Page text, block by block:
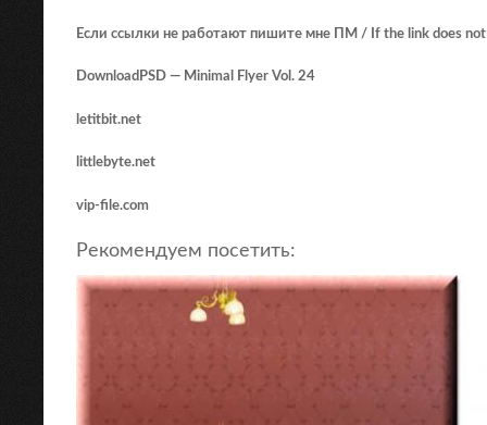
Если ссылки не работают пишите мне ПМ / If the link does
DownloadPSD — Minimal Flyer Vol. 24
letitbit.net
littlebyte.net
vip-file.com
Рекомендуем посетить: